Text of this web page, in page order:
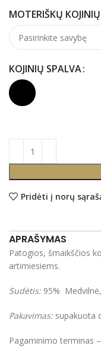
MOTERIŠKŲ
KOJINIŲ SPALVA
Pridėti į norų
APRAŠYMAS
Patogios, šmaikščios
artimiesiems.
Sudėtis:95%
Pakavimas:supakuota
Pagaminimo terminas